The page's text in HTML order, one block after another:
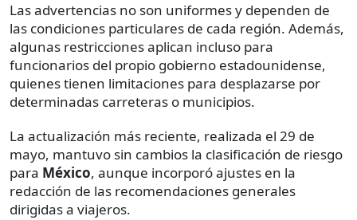
Las advertencias no son uniformes y dependen de
las condiciones particulares de cada región. Además,
algunas restricciones aplican incluso para
funcionarios del propio gobierno estadounidense,
quienes tienen limitaciones para desplazarse por
determinadas carreteras o municipios.
La actualización más reciente, realizada el 29 de
mayo, mantuvo sin cambios la clasificación de riesgo
para México, aunque incorporó ajustes en la
redacción de las recomendaciones generales
dirigidas a viajeros.